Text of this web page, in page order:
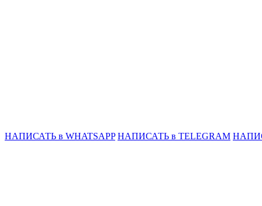
НАПИСАТЬ в WHATSAPP НАПИСАТЬ в TELEGRAM